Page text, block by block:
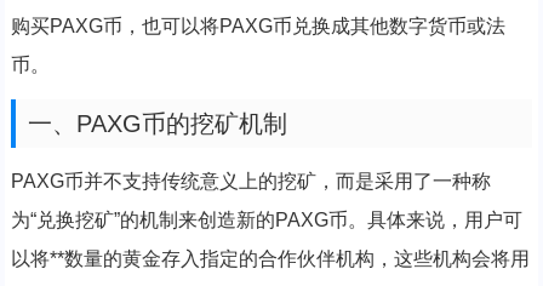
购买PAXG币，也可以将PAXG币兑换成其他数字货币或法
币。
一、PAXG币的挖矿机制
PAXG币并不支持传统意义上的挖矿，而是采用了一种称
为“兑换挖矿”的机制来创造新的PAXG币。具体来说，用户可
以将**数量的黄金存入指定的合作伙伴机构，这些机构会将用